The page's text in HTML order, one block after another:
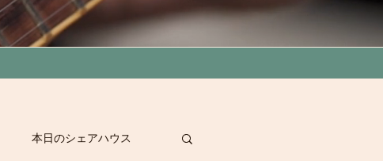
本日のシェアハウス